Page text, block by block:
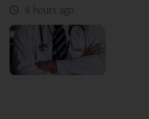
6 hours ago